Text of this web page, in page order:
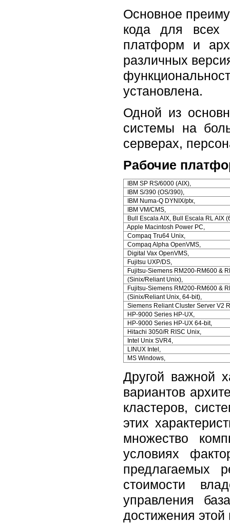
Основное
кода для всех
платформ и
различных
установлена.
Одной из
системы на
серверах,
Рабочие
IBM SP RS/6000 (AIX),
IBM S/390 (OS/390),
IBM Numa-Q DYNIX/ptx,
IBM VM/CMS,
Bull Escala AIX, Bull Escala RL AIX
Apple Macintosh Power PC,
Compaq Tru64 Unix,
Compaq Alpha OpenVMS,
Digital Vax OpenVMS,
Fujitsu UXP/DS,
Fujitsu-Siemens RM200-RM600 &
(Sinix/Reliant Unix),
Fujitsu-Siemens RM200-RM600 &
(Sinix/Reliant Unix, 64-bit),
Siemens Reliant Cluster Server V2
HP-9000 Series HP-UX,
HP-9000 Series HP-UX 64-bit,
Hitachi 3050/R RISC Unix,
Intel Unix SVR4,
LINUX Intel,
MS Windows,
Другой важной
вариантов
кластеров,
этих
множество
условиях
предлагаемых
стоимости
управления
достижения этой